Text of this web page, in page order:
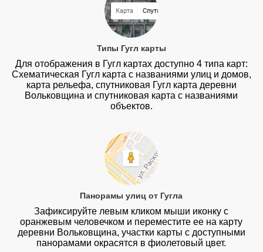
Типы Гугл карты
Для отображения в Гугл картах доступно 4 типа карт:
Схематическая Гугл карта с названиями улиц и домов,
карта рельефа, спутниковая Гугл карта деревни
Вольковщина и спутниковая карта с названиями
объектов.
Панорамы улиц от Гугла
Зафиксируйте левым кликом мыши иконку с
оранжевым человечком и переместите ее на карту
деревни Вольковщина, участки карты с доступными
панорамами окрасятся в фиолетовый цвет.